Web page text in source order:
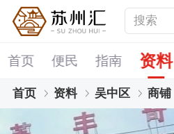
首页 便民 指南 资料
首页 资料 吴中区 商铺